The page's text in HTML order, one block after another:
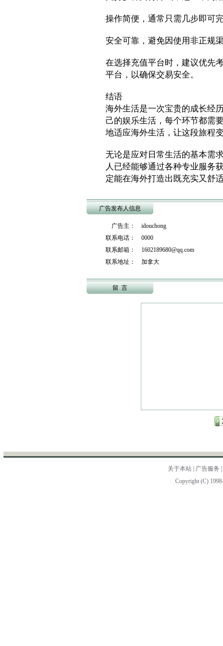
操作简便，通常只需几步即可
安全可靠，避免因使用非正规
在选择充值平台时，建议优先
平台，以确保交易安全。
结语
海外生活是一次宝贵的成长经
己的娱乐生活，每个环节都需
地适应海外生活，让这段旅程
无论是应对日常生活的基本需
人已经能够通过各种专业服务
定能在海外打造出既充实又舒
广告发布人信息
广告主： idouchong
联系电话： 0000
联系邮箱： 1602189680@qq.com
联系地址： 加拿大
留 言
关于本站 广告服务
Copyright (C)